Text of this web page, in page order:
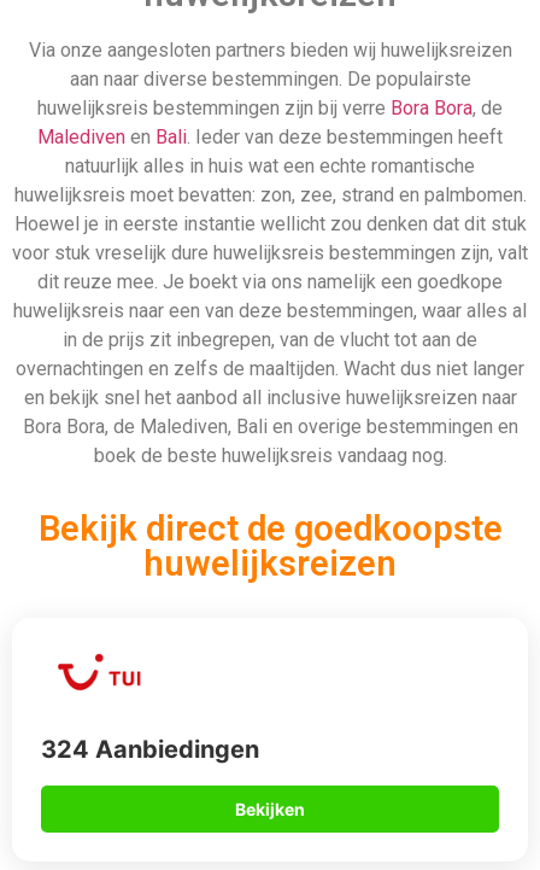
Via onze aangesloten partners bieden wij huwelijksreizen
aan naar diverse bestemmingen. De populairste
huwelijksreis bestemmingen zijn bij verre Bora Bora, de
Malediven en Bali . Ieder van deze bestemmingen heeft
natuurlijk alles in huis wat een echte romantische
huwelijksreis moet bevatten: zon, zee, strand en palmbomen.
Hoewel je in eerste instantie wellicht zou denken dat dit stuk
voor stuk vreselijk dure huwelijksreis bestemmingen zijn, valt
dit reuze mee. Je boekt via ons namelijk een goedkope
huwelijksreis naar een van deze bestemmingen, waar alles al
in de prijs zit inbegrepen, van de vlucht tot aan de
overnachtingen en zelfs de maaltijden. Wacht dus niet langer
en bekijk snel het aanbod all inclusive huwelijksreizen naar
Bora Bora, de Malediven, Bali en overige bestemmingen en
boek de beste huwelijksreis vandaag nog.
Bekijk direct de goedkoopste
huwelijksreizen
324 Aanbiedingen
Bekijken